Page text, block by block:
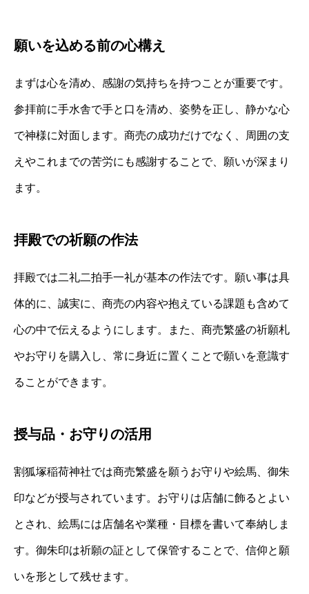
願いを込める前の心構え
まずは心を清め、感謝の気持ちを持つことが重要です。
参拝前に手水舎で手と口を清め、姿勢を正し、静かな心
で神様に対面します。商売の成功だけでなく、周囲の支
えやこれまでの苦労にも感謝することで、願いが深まり
ます。
拝殿での祈願の作法
拝殿では二礼二拍手一礼が基本の作法です。願い事は具
体的に、誠実に、商売の内容や抱えている課題も含めて
心の中で伝えるようにします。また、商売繁盛の祈願札
やお守りを購入し、常に身近に置くことで願いを意識す
ることができます。
授与品・お守りの活用
割狐塚稲荷神社では商売繁盛を願うお守りや絵馬、御朱
印などが授与されています。お守りは店舗に飾るとよい
とされ、絵馬には店舗名や業種・目標を書いて奉納しま
す。御朱印は祈願の証として保管することで、信仰と願
いを形として残せます。